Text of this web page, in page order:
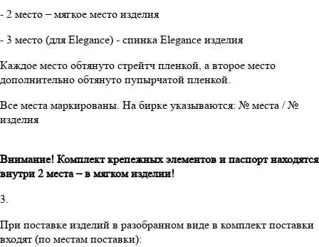
- 2 место – мягкое место изделия
- 3 место (для Elegance) - спинка Elegance изделия
Каждое место обтянуто стрейтч пленкой, а второе место
дополнительно обтянуто пупырчатой пленкой.
Все места маркированы. На бирке указываются: № места / №
изделия
Внимание! Комплект крепежных элементов и паспорт находятся
внутри 2 места – в мягком изделии!
3.
При поставке изделий в разобранном виде в комплект поставки
входят (по местам поставки):